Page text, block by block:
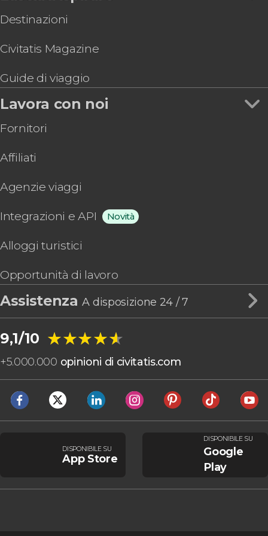
Destinazioni
Civitatis Magazine
Guide di viaggio
Lavora con noi
Fornitori
Affiliati
Agenzie viaggi
Integrazioni e API Novità
Alloggi turistici
Opportunità di lavoro
AssistenzaA disposizione 24 / 7
9,1/10 ★★★★★
★★★★★
+5.000.000 opinioni di civitatis.com
DISPONIBILE SU
App Store
DISPONIBILE SU
Google
Play